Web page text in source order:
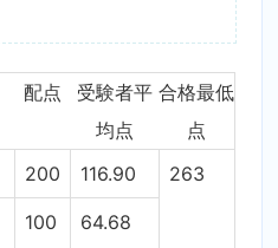
配点
受験者平
均点
合格最低
点
200 116.90 263
100 64.68